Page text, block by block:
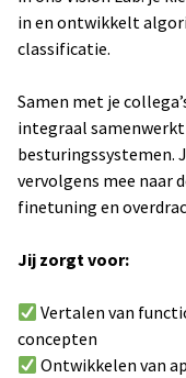
in en ontwikkelt
classificatie.
Samen met je
integraal samenwerkt
besturingssystemen.
vervolgens mee naar
finetuning en
Jij zorgt voor:
Vertalen van
concepten
Ontwikkelen van